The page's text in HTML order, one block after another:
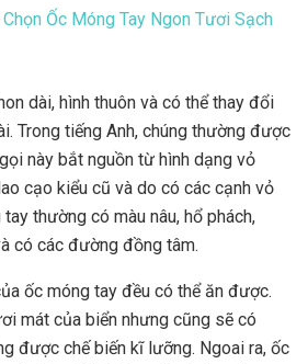
Ốc Móng Tay Ngon Tươi Sạch
dài, hình thuôn và có thể thay đổi
Trong tiếng Anh, chúng thường được
này bắt nguồn từ hình dạng vỏ
cạo kiểu cũ và do có các cạnh vỏ
thường có màu nâu, hổ phách,
có các đường đồng tâm.
ốc móng tay đều có thể ăn được.
mát của biển nhưng cũng sẽ có
được chế biến kĩ lưỡng. Ngoai ra, ốc